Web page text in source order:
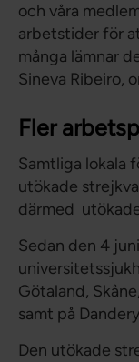
och våra
arbetstider för
många lämnar
Sineva Ribeiro,
Fler
Samtliga lokala
utökade
därmed
Sedan den 4
Götaland,
samt på
Den utökade